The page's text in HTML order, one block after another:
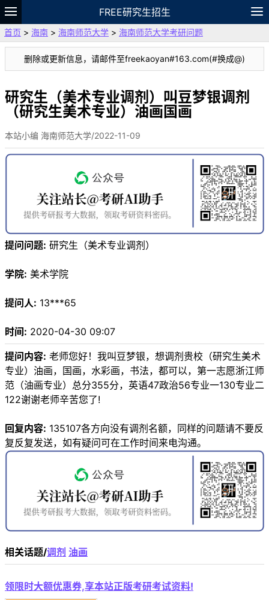
FREE研究生招生
题库
故事 专题 APP 笔记
论坛
VIP
资料
首页 > 海南 > 海南师范大学 > 海南师范大学考研问题
删除或更新信息，请邮件至freekaoyan#163.com(#换成@)
研究生（美术专业调剂）叫豆梦银调剂
（研究生美术专业）油画国画
本站小编 海南师范大学/2022-11-09
提问问题: 研究生（美术专业调剂）
学院: 美术学院
提问人: 13***65
时间: 2020-04-30 09:07
提问内容: 老师您好！我叫豆梦银，想调剂贵校（研究生美术
专业）油画，国画，水彩画，书法，都可以，第一志愿浙江师
范（油画专业）总分355分，英语47政治56专业一130专业二
122谢谢老师辛苦您了!
回复内容: 135107各方向没有调剂名额，同样的问题请不要反
复反复发送，如有疑问可在工作时间来电沟通。
相关话题/调剂 油画
领限时大额优惠券,享本站正版考研考试资料!